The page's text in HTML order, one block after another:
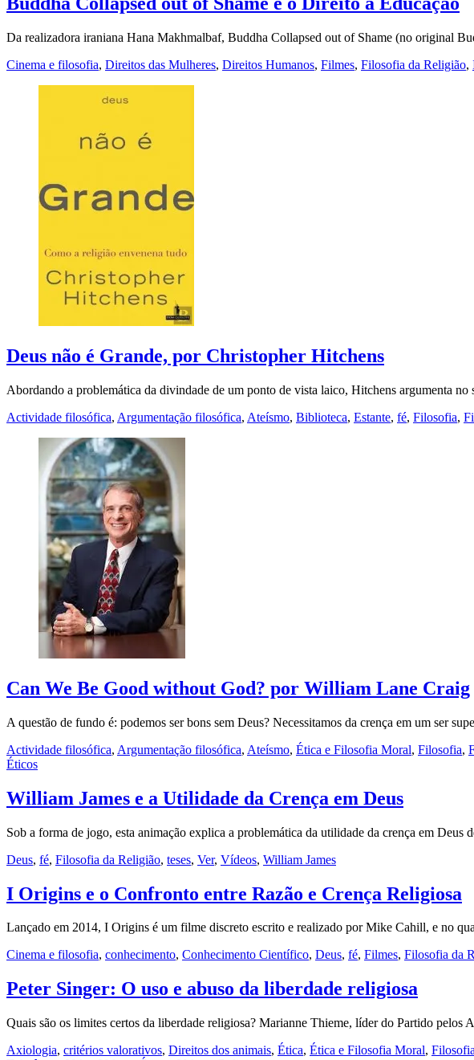
Da realizadora iraniana Hana Makhmalbaf, Buddha Collapsed out of Shame (no original
Cinema e filosofia, Direitos das Mulheres, Direitos Humanos, Filmes, Filosofia da Religião,
Deus não é Grande, por Christopher Hitchens
Abordando a problemática da divindade de um ponto de vista laico, Hitchens argumenta
Actividade filosófica, Argumentação filosófica, Ateísmo, Biblioteca, Estante, fé, Filosofia,
Can We Be Good without God? por William Lane Craig
A questão de fundo é: podemos ser bons sem Deus? Necessitamos da crença em um ser
Actividade filosófica, Argumentação filosófica, Ateísmo, Ética e Filosofia Moral, Filosofia,
Éticos
William James e a Utilidade da Crença em Deus
Sob a forma de jogo, esta animação explica a problemática da utilidade da crença em Deus
Deus, fé, Filosofia da Religião, teses, Ver, Vídeos, William James
I Origins e o Confronto entre Razão e Crença Religiosa
Lançado em 2014, I Origins é um filme discreto escrito e realizado por Mike Cahill, e no
Cinema e filosofia, conhecimento, Conhecimento Científico, Deus, fé, Filmes, Filosofia da
Peter Singer: O uso e abuso da liberdade religiosa
Quais são os limites certos da liberdade religiosa? Marianne Thieme, líder do Partido pelos
Axiologia, critérios valorativos, Direitos dos animais, Ética, Ética e Filosofia Moral,